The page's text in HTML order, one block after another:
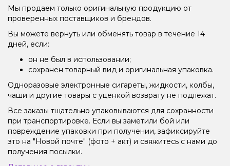
Мы продаем только оригинальную продукцию от
проверенных поставщиков и брендов.
Вы можете вернуть или обменять товар в течение 14
дней, если:
он не был в использовании;
сохранен товарный вид и оригинальная упаковка.
Одноразовые электронные сигареты, жидкости, колбы,
чаши и другие товары с уценкой возврату не подлежат.
Все заказы тщательно упаковываются для сохранности
при транспортировке. Если вы заметили бой или
повреждение упаковки при получении, зафиксируйте
это на "Новой почте" (фото + акт) и свяжитесь с нами до
получения посылки.